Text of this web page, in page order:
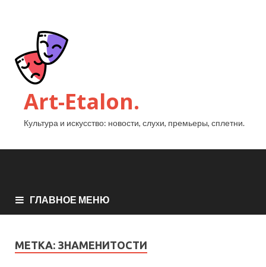
Art-Etalon.
Культура и искусство: новости, слухи, премьеры, сплетни.
ГЛАВНОЕ МЕНЮ
МЕТКА: ЗНАМЕНИТОСТИ